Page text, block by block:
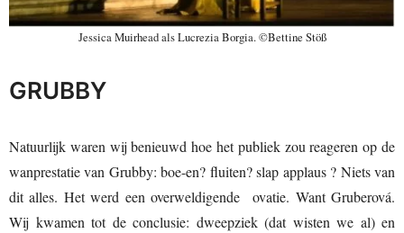
Jessica Muirhead als Lucrezia Borgia. ©Bettine Stöß
GRUBBY
Natuurlijk waren wij benieuwd hoe het publiek zou reageren op de
wanprestatie van Grubby: boe-en? fluiten? slap applaus ? Niets van
dit alles. Het werd een overweldigende ovatie. Want Gruberová.
Wij kwamen tot de conclusie: dweepziek (dat wisten we al) en